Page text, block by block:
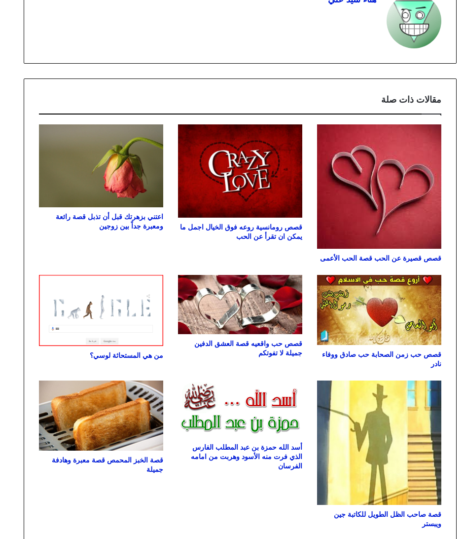
مقالات ذات صلة
قصص قصيرة عن الحب قصة الحب الأعمى
قصص رومانسية روعه فوق الخيال اجمل ما
يمكن ان تقرأ عن الحب
اعتني بزهرتك قبل أن تذبل قصة رائعة
ومعبرة جداً بين زوجين
قصص حب زمن الصحابة حب صادق ووفاء
نادر
قصص حب واقعيه قصة العشق الدفين
جميلة لا تفوتكم
من هي المستحاثة لوسي؟
قصة صاحب الظل الطويل للكاتبة جين
ويبستر
أسد الله حمزة بن عبد المطلب الفارس
الذي فرت منه الأسود وهربت من امامه
الفرسان
قصة الخبز المحمص قصة معبرة وهادفة
جميلة